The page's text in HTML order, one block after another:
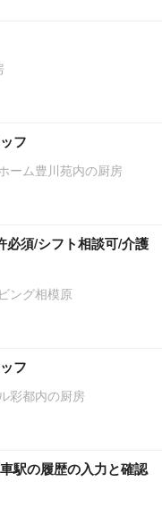
フ
ーム豊川苑内の厨房
必須/シフト相談可/介護
ング相模原
フ
彩都内の厨房
駅の履歴の入力と確認